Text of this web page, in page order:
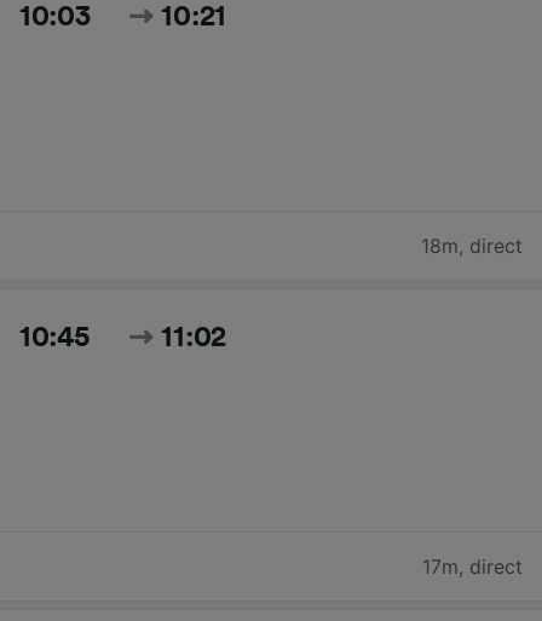
10:03 10:21
18m, direct
10:45 11:02
17m, direct